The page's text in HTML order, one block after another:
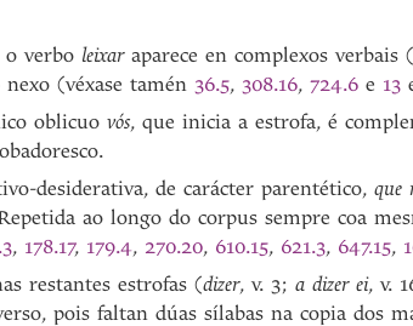
o verbo leixaraparece en complexos verbais (
nexo (véxase tamén 36.5, 308.16, 724.6 e 13
oblicuo vós, que inicia a estrofa, é
desiderativa, de carácter parentético, que
ao longo do corpus sempre coa
, 178.17, 179.4, 270.20, 610.15, 621.3, 647.15,
restantes estrofas (dizer, v. 3; a dizer ei, v.
pois faltan dúas sílabas na copia dos